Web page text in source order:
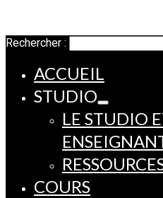
Rechercher :
ACCUEIL
STUDIO
LE STUDIO
COURS